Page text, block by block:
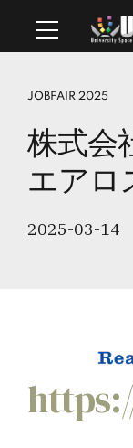
JOBFAIR 2025
株式会
エアロ
2025-03-14